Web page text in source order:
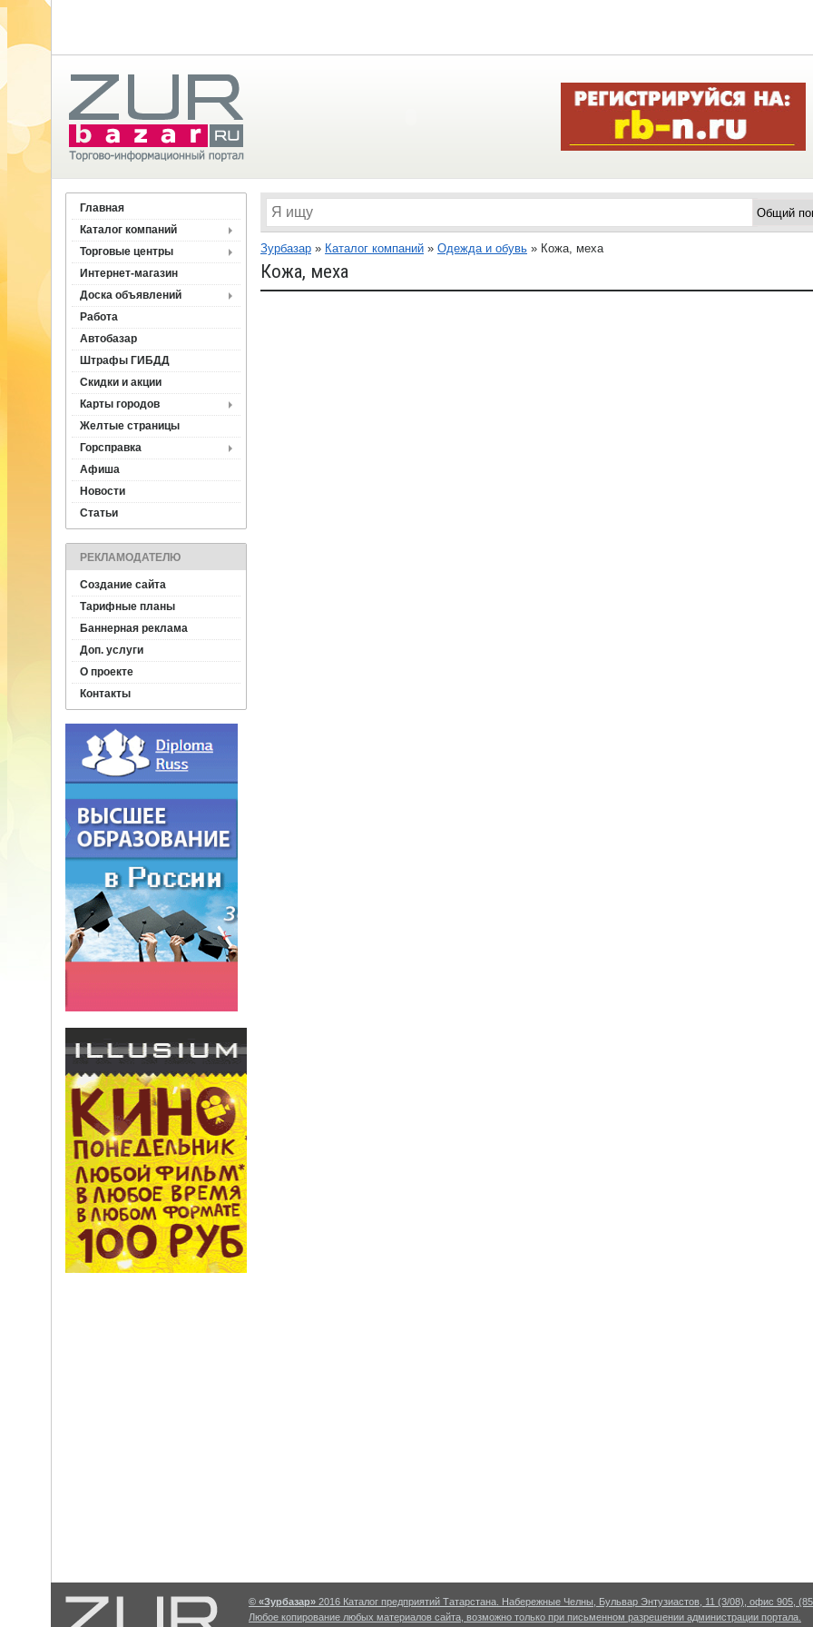
Главная
Каталог компаний
Торговые центры
Интернет-магазин
Доска объявлений
Работа
Автобазар
Штрафы ГИБДД
Скидки и акции
Карты городов
Желтые страницы
Горсправка
Афиша
Новости
Статьи
РЕКЛАМОДАТЕЛЮ
Создание сайта
Тарифные планы
Баннерная реклама
Доп. услуги
О проекте
Контакты
Зурбазар » Каталог компаний » Одежда и обувь » Кожа, меха
Кожа, меха
© «Зурбазар» 2016 Каталог предприятий Татарстана. Набережные Челны, Бульвар Энтузиастов, 11 (3/08), офис 905,
Любое копирование любых материалов сайта, возможно только при письменном разрешении администрации портала.